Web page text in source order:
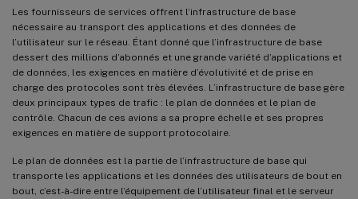
Les fournisseurs de services offrent l’infrastructure de base
nécessaire au transport des applications et des données de
l’utilisateur sur le réseau. Étant donné que l’infrastructure de base
dessert des millions d’abonnés et une grande variété d’applications et
de données, les exigences en matière d’évolutivité et de prise en
charge des protocoles sont très élevées. L’infrastructure de base gère
deux principaux types de trafic : le plan de données et le plan de
contrôle. Chacun de ces avions a sa propre échelle et ses propres
exigences en matière de support protocolaire.
Le plan de données est la partie de l’infrastructure de base qui
transporte les applications et les données des utilisateurs de bout en
bout, c’est-à-dire entre l’équipement de l’utilisateur final et le serveur